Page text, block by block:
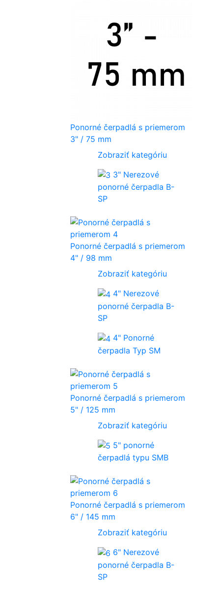
Ponorné čerpadlá s priemerom
3" / 75 mm
Zobraziť kategóriu
3" Nerezové
ponorné čerpadla B-
SP
Ponorné čerpadlá s priemerom
4" / 98 mm
Zobraziť kategóriu
4" Nerezové
ponorné čerpadla B-
SP
4" Ponorné
čerpadla Typ SM
Ponorné čerpadlá s priemerom
5" / 125 mm
Zobraziť kategóriu
5" ponorné
čerpadlá typu SMB
Ponorné čerpadlá s priemerom
6" / 145 mm
Zobraziť kategóriu
6" Nerezové
ponorné čerpadla B-
SP